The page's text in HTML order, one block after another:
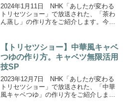
2024年1月11日 NHK「あしたが変わる
トリセツショー」で放送された、「茶わ
ん蒸し」の作り方をご紹介します。今回
異の“ひと垂らし”活用術、日本に住むカナ
ダ人が教える...
【トリセツショー】中華風キャベ
つゆの作り方。キャベツ無限活用
技SP
2023年12月7日 NHK「あしたが変わる
トリセツショー」で放送された、「中華
風キャベつゆ」の作り方をご紹介しま